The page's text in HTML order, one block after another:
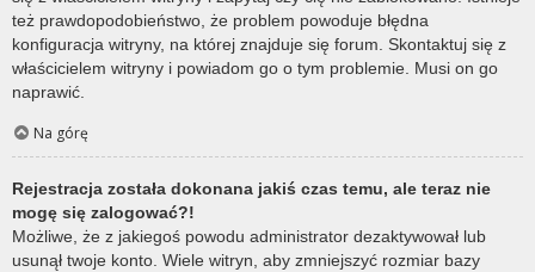
też prawdopodobieństwo, że problem powoduje błędna
konfiguracja witryny, na której znajduje się forum. Skontaktuj się z
właścicielem witryny i powiadom go o tym problemie. Musi on go
naprawić.
Na górę
Rejestracja została dokonana jakiś czas temu, ale teraz nie
mogę się zalogować?!
Możliwe, że z jakiegoś powodu administrator dezaktywował lub
usunął twoje konto. Wiele witryn, aby zmniejszyć rozmiar bazy